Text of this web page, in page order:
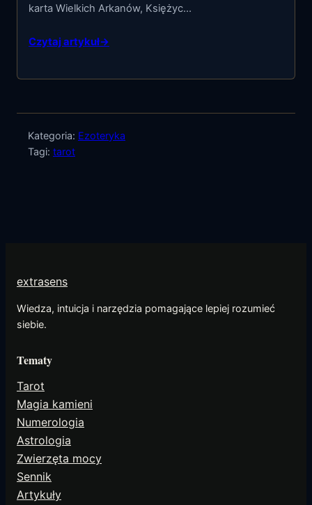
karta Wielkich Arkanów, Księżyc…
Czytaj artykuł→
Kategoria: Ezoteryka
Tagi: tarot
extrasens
Wiedza, intuicja i narzędzia pomagające lepiej rozumieć
siebie.
Tematy
Tarot
Magia kamieni
Numerologia
Astrologia
Zwierzęta mocy
Sennik
Artykuły